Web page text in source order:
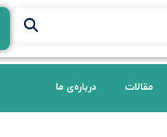
مقالات درباره‌ی ما